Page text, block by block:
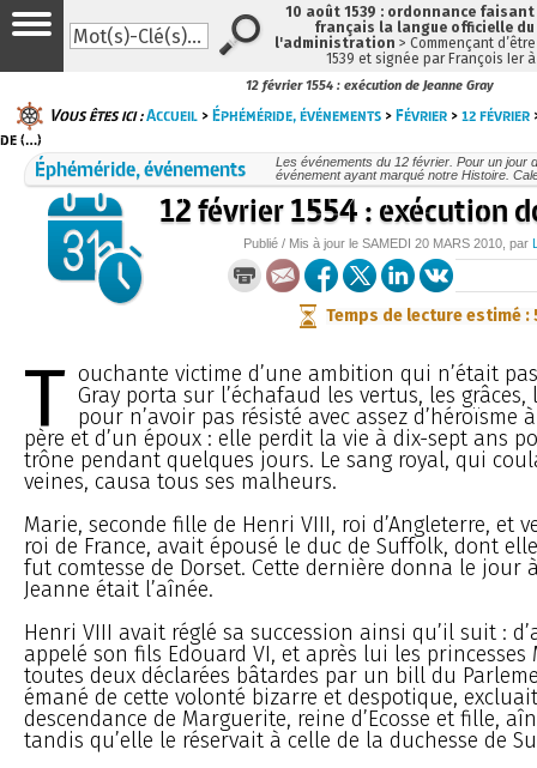
12 février 1554 : exécution de Jeanne Gray
Vous êtes ici :Accueil >Éphéméride, événements >Février >12 février
de (…)
Éphéméride, événements
Les événements du 12 février. Pour un jour
événement ayant marqué notre Histoire.
12 février 1554 : exécution
Publié / Mis à jour le SAMEDI 20 MARS 2010, par
Temps de lecture estimé :
T ouchante victime d’une ambition qui n’était
Gray porta sur l’échafaud les vertus, les grâces,
pour n’avoir pas résisté avec assez d’héroïsme
père et d’un époux : elle perdit la vie à dix-sept ans
trône pendant quelques jours. Le sang royal, qui
veines, causa tous ses malheurs.
Marie, seconde fille de Henri VIII, roi d’Angleterre, et
roi de France, avait épousé le duc de Suffolk, dont
fut comtesse de Dorset. Cette dernière donna le jour
Jeanne était l’aînée.
Henri VIII avait réglé sa succession ainsi qu’il suit :
appelé son fils Edouard VI, et après lui les princesses
toutes deux déclarées bâtardes par un bill du
émané de cette volonté bizarre et despotique,
descendance de Marguerite, reine d’Ecosse et fille,
tandis qu’elle le réservait à celle de la duchesse de
10 août 1539 : ordonnance
français la langue officielle
l'administration > Commençant
1539 et signée par François Ier